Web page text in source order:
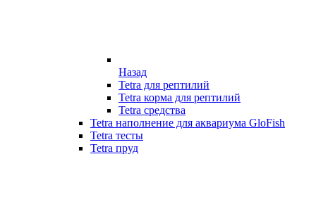
Назад
Tetra для рептилий
Tetra корма для рептилий
Tetra средства
Tetra наполнение для аквариума GloFish
Tetra тесты
Tetra пруд